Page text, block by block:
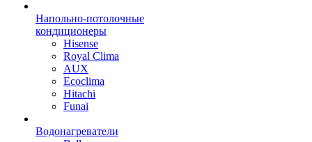
Напольно-потолочные
кондиционеры
Hisense
Royal Clima
AUX
Ecoclima
Hitachi
Funai
Водонагреватели